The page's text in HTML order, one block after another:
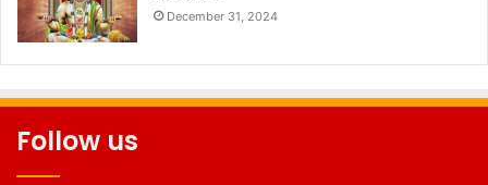
December 31, 2024
Follow us